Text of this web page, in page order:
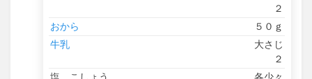
２
おから
５０ｇ
牛乳
大さじ
２